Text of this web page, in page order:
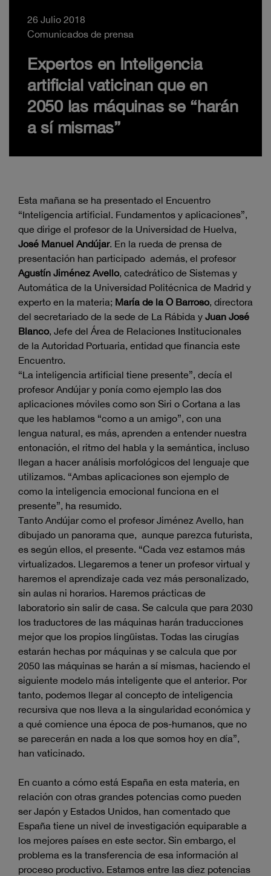
26 Julio 2018
Comunicados de prensa
Expertos en Inteligencia
artificial vaticinan que en
2050 las máquinas se “harán
a sí mismas”
Esta mañana se ha presentado el Encuentro
“Inteligencia artificial. Fundamentos y aplicaciones”,
que dirige el profesor de la Universidad de Huelva,
José Manuel Andújar. En la rueda de prensa de
presentación han participado además, el profesor
Agustín Jiménez Avello, catedrático de Sistemas y
Automática de la Universidad Politécnica de Madrid y
experto en la materia; María de la O Barroso, directora
del secretariado de la sede de La Rábida y Juan José
Blanco, Jefe del Área de Relaciones Institucionales
de la Autoridad Portuaria, entidad que financia este
Encuentro.
“La inteligencia artificial tiene presente”, decía el
profesor Andújar y ponía como ejemplo las dos
aplicaciones móviles como son Siri o Cortana a las
que les hablamos “como a un amigo”, con una
lengua natural, es más, aprenden a entender nuestra
entonación, el ritmo del habla y la semántica, incluso
llegan a hacer análisis morfológicos del lenguaje que
utilizamos. “Ambas aplicaciones son ejemplo de
como la inteligencia emocional funciona en el
presente”, ha resumido.
Tanto Andújar como el profesor Jiménez Avello, han
dibujado un panorama que, aunque parezca futurista,
es según ellos, el presente. “Cada vez estamos más
virtualizados. Llegaremos a tener un profesor virtual y
haremos el aprendizaje cada vez más personalizado,
sin aulas ni horarios. Haremos prácticas de
laboratorio sin salir de casa. Se calcula que para 2030
los traductores de las máquinas harán traducciones
mejor que los propios lingüistas. Todas las cirugías
estarán hechas por máquinas y se calcula que por
2050 las máquinas se harán a sí mismas, haciendo el
siguiente modelo más inteligente que el anterior. Por
tanto, podemos llegar al concepto de inteligencia
recursiva que nos lleva a la singularidad económica y
a qué comience una época de pos-humanos, que no
se parecerán en nada a los que somos hoy en día”,
han vaticinado.
En cuanto a cómo está España en esta materia, en
relación con otras grandes potencias como pueden
ser Japón y Estados Unidos, han comentado que
España tiene un nivel de investigación equiparable a
los mejores países en este sector. Sin embargo, el
problema es la transferencia de esa información al
proceso productivo. Estamos entre las diez potencias